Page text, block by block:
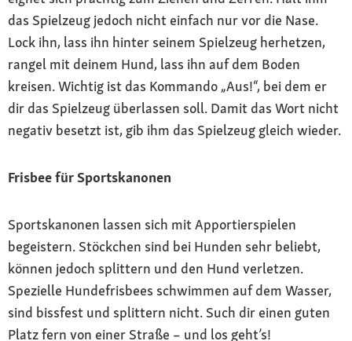
das Spielzeug jedoch nicht einfach nur vor die Nase.
Lock ihn, lass ihn hinter seinem Spielzeug herhetzen,
rangel mit deinem Hund, lass ihn auf dem Boden
kreisen. Wichtig ist das Kommando „Aus!“, bei dem er
dir das Spielzeug überlassen soll. Damit das Wort nicht
negativ besetzt ist, gib ihm das Spielzeug gleich wieder.
Frisbee für Sportskanonen
Sportskanonen lassen sich mit Apportierspielen
begeistern. Stöckchen sind bei Hunden sehr beliebt,
können jedoch splittern und den Hund verletzen.
Spezielle Hundefrisbees schwimmen auf dem Wasser,
sind bissfest und splittern nicht. Such dir einen guten
Platz fern von einer Straße – und los geht’s!